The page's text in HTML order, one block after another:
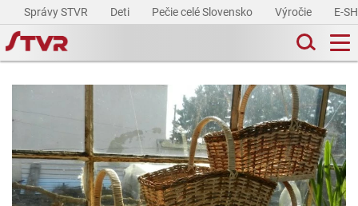
Správy STVR Deti Pečie celé Slovensko Výročie E-